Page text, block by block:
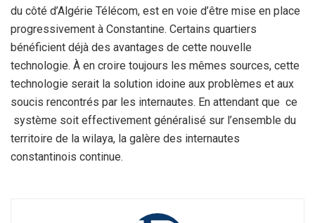
du côté d’Algérie Télécom, est en voie d’être mise en place
progressivement à Constantine. Certains quartiers
bénéficient déjà des avantages de cette nouvelle
technologie. À en croire toujours les mêmes sources, cette
technologie serait la solution idoine aux problèmes et aux
soucis rencontrés par les internautes. En attendant que ce
système soit effectivement généralisé sur l’ensemble du
territoire de la wilaya, la galère des internautes
constantinois continue.